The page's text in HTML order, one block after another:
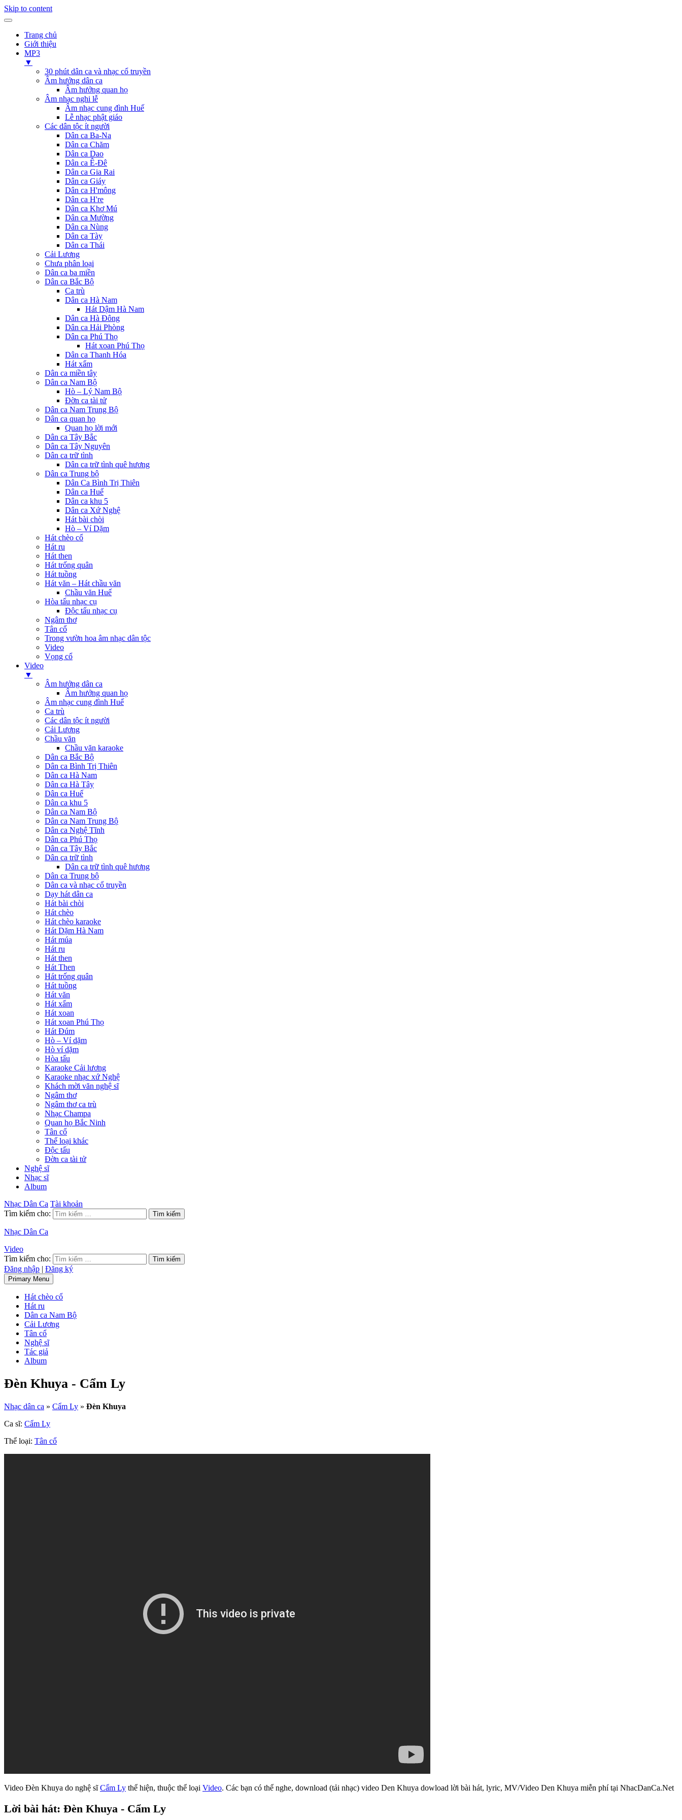
Skip to content
Trang chủ
Giới thiệu
MP3
▼
30 phút dân ca và nhạc cổ truyền
Âm hưởng dân ca
Âm hưởng quan họ
Âm nhạc nghi lễ
Âm nhạc cung đình Huế
Lễ nhạc phật giáo
Các dân tộc ít người
Dân ca Ba-Na
Dân ca Chăm
Dân ca Dao
Dân ca Ê-Đê
Dân ca Gia Rai
Dân ca Giáy
Dân ca H'mông
Dân ca H're
Dân ca Khơ Mú
Dân ca Mường
Dân ca Nùng
Dân ca Tày
Dân ca Thái
Cải Lương
Chưa phân loại
Dân ca ba miền
Dân ca Bắc Bộ
Ca trù
Dân ca Hà Nam
Hát Dậm Hà Nam
Dân ca Hà Đông
Dân ca Hải Phòng
Dân ca Phú Thọ
Hát xoan Phú Thọ
Dân ca Thanh Hóa
Hát xẩm
Dân ca miền tây
Dân ca Nam Bộ
Hò – Lý Nam Bộ
Đờn ca tài tử
Dân ca Nam Trung Bộ
Dân ca quan họ
Quan họ lời mới
Dân ca Tây Bắc
Dân ca Tây Nguyên
Dân ca trữ tình
Dân ca trữ tình quê hương
Dân ca Trung bộ
Dân Ca Bình Trị Thiên
Dân ca Huế
Dân ca khu 5
Dân ca Xứ Nghệ
Hát bài chòi
Hò – Ví Dặm
Hát chèo cổ
Hát ru
Hát then
Hát trống quân
Hát tuồng
Hát văn – Hát chầu văn
Chầu văn Huế
Hòa tấu nhạc cụ
Độc tấu nhạc cụ
Ngâm thơ
Tân cổ
Trong vườn hoa âm nhạc dân tộc
Video
Vọng cổ
Video
▼
Âm hưởng dân ca
Âm hưởng quan họ
Âm nhạc cung đình Huế
Ca trù
Các dân tộc ít người
Cải Lương
Chầu văn
Chầu văn karaoke
Dân ca Bắc Bộ
Dân ca Bình Trị Thiên
Dân ca Hà Nam
Dân ca Hà Tây
Dân ca Huế
Dân ca khu 5
Dân ca Nam Bộ
Dân ca Nam Trung Bộ
Dân ca Nghệ Tĩnh
Dân ca Phú Thọ
Dân ca Tây Bắc
Dân ca trữ tình
Dân ca trữ tình quê hương
Dân ca Trung bộ
Dân ca và nhạc cổ truyền
Dạy hát dân ca
Hát bài chòi
Hát chèo
Hát chèo karaoke
Hát Dặm Hà Nam
Hát múa
Hát ru
Hát then
Hát Then
Hát trống quân
Hát tuồng
Hát văn
Hát xẩm
Hát xoan
Hát xoan Phú Thọ
Hát Đúm
Hò – Ví dặm
Hò ví dặm
Hòa tấu
Karaoke Cải lương
Karaoke nhạc xứ Nghệ
Khách mời văn nghệ sĩ
Ngâm thơ
Ngâm thơ ca trù
Nhạc Champa
Quan họ Bắc Ninh
Tân cổ
Thể loại khác
Độc tấu
Đờn ca tài tử
Nghệ sĩ
Nhạc sĩ
Album
Nhạc Dân Ca Tài khoản
Tìm kiếm cho:
Nhạc Dân Ca
Video
Tìm kiếm cho:
Đăng nhập | Đăng ký
Primary Menu
Hát chèo cổ
Hát ru
Dân ca Nam Bộ
Cải Lương
Tân cổ
Nghệ sĩ
Tác giả
Album
Đèn Khuya - Cẩm Ly
Nhạc dân ca » Cẩm Ly » Đèn Khuya
Ca sĩ: Cẩm Ly
Thể loại: Tân cổ
Video Đèn Khuya do nghệ sĩCẩm Ly thể hiện, thuộc thể loại Video. Các bạn có thể nghe, download (tải nhạc) video Den Khuya dowload lời bài hát, lyric, MV/Video Den Khuya miễn phí tại NhacDanCa.Net
Lời bài hát: Đèn Khuya - Cẩm Ly